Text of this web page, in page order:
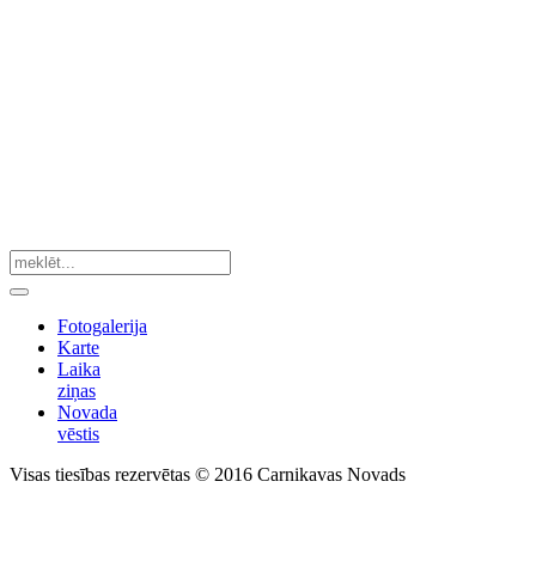
Fotogalerija
Karte
Laika
ziņas
Novada
vēstis
Visas tiesības rezervētas © 2016 Carnikavas Novads